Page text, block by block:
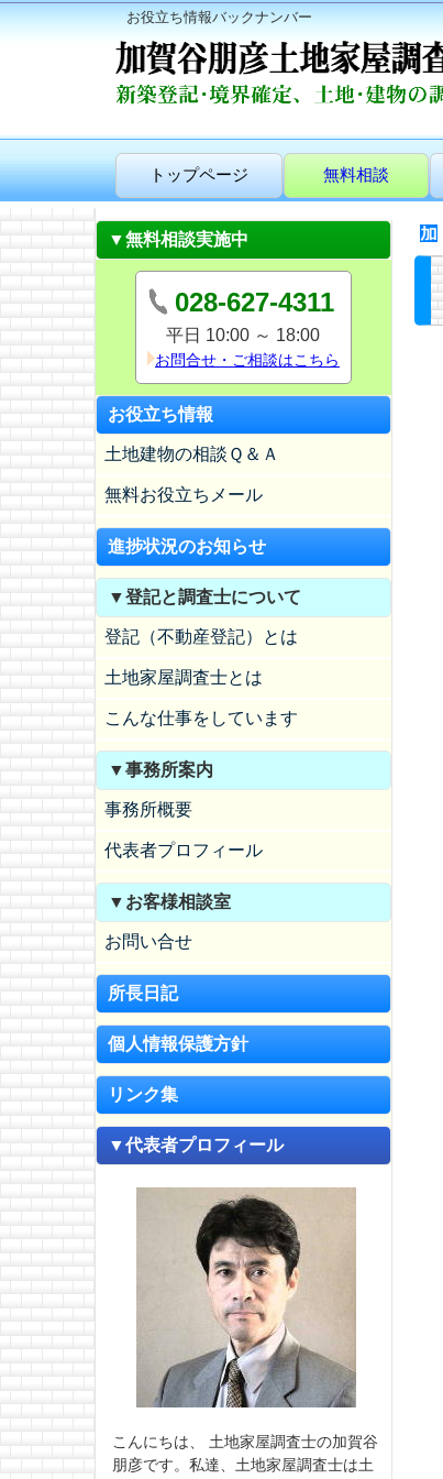
お役立ち情報バックナンバー
トップページ 無料相談
▼無料相談実施中
028-627-4311
平日 10:00 ～ 18:00
お問合せ・ご相談はこちら
お役立ち情報
土地建物の相談Ｑ＆Ａ
無料お役立ちメール
進捗状況のお知らせ
▼登記と調査士について
登記（不動産登記）とは
土地家屋調査士とは
こんな仕事をしています
▼事務所案内
事務所概要
代表者プロフィール
▼お客様相談室
お問い合せ
所長日記
個人情報保護方針
リンク集
▼代表者プロフィール
こんにちは、 土地家屋調査士の加賀谷
朋彦です。私達、土地家屋調査士は土